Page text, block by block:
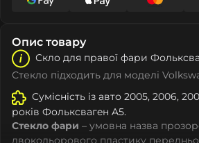
Опис товару
Скло для правої фари
Стекло підходить для моделі
Сумісність із авто 2005, 2006,
років Фолькcвагeн A5.
Стекло фари – умовна назва
двокольорового пластику